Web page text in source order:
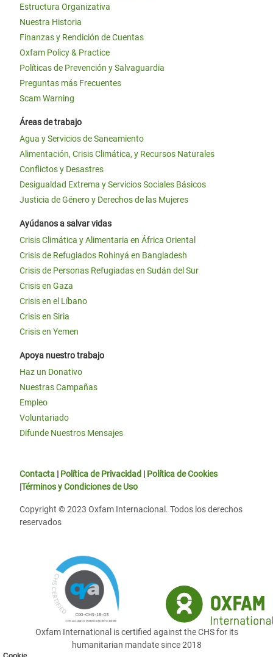
Estructura Organizativa
Nuestra Historia
Finanzas y Rendición de Cuentas
Oxfam Policy & Practice
Políticas de Prevención y Salvaguardia
Preguntas más Frecuentes
Scam Warning
Áreas de trabajo
Agua y Servicios de Saneamiento
Alimentación, Crisis Climática, y Recursos Naturales
Conflictos y Desastres
Desigualdad Extrema y Servicios Sociales Básicos
Justicia de Género y Derechos de las Mujeres
Ayúdanos a salvar vidas
Crisis Climática y Alimentaria en África Oriental
Crisis de Refugiados Rohinyá en Bangladesh
Crisis de Personas Refugiadas en Sudán del Sur
Crisis en Gaza
Crisis en el Líbano
Crisis en Siria
Crisis en Yemen
Apoya nuestro trabajo
Haz un Donativo
Nuestras Campañas
Empleo
Voluntariado
Difunde Nuestros Mensajes
Contacta | Política de Privacidad | Política de Cookies
|Términos y Condiciones de Uso
Copyright © 2023 Oxfam Internacional. Todos los derechos
reservados
Oxfam International is certified against the CHS for its
humanitarian mandate since 2018